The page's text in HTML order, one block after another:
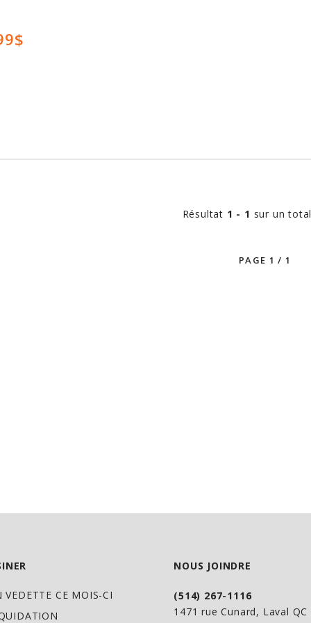
Résultat 1 - 1 sur un
VEDETTE CE MOIS-CI
NOUS JOINDRE
(514) 267-1116
1471 rue Cunard, Laval QC